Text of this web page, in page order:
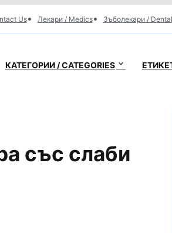
Us Лекари / Medics Зъболекари /
КАТЕГОРИИ / CATEGORIES
със слаби